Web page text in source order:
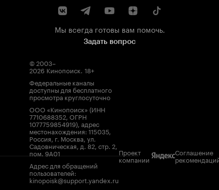
Мы всегда готовы вам помочь.
Задать вопрос
© 2003–
2026 Кинопоиск. 18+
Федеральные каналы
доступны для бесплатного
просмотра круглосуточно
ООО «Кинопоиск» (ИНН
7710688352, ОГРН
1077759854919), адрес
местонахождения: 115035,
Россия, г. Москва, ул.
Садовническая, д. 82, стр. 2,
пом. 9А01
Адрес для обращений
пользователей:
kinopoisk@support.yandex.ru
Проект
компании
Соглашение